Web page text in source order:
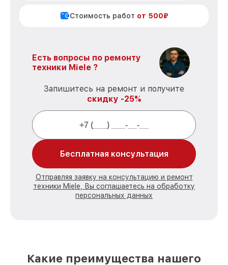
Стоимость работ от 500₽
Есть вопросы по ремонту
техники Miele ?
Запишитесь на ремонт и получите
скидку -25%
Бесплатная консультация
Отправляя заявку на консультацию и ремонт
техники Miele, Вы соглашаетесь на обработку
персональных данных
Какие преимущества нашего